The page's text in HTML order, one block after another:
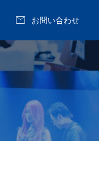
 お問い合わせ
客
島】

